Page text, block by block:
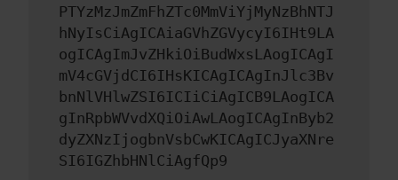
PTYzMzJmZmFhZTc0MmViYjMyNzBhNTJ
hNyIsCiAgICAiaGVhZGVycyI6IHt9LA
ogICAgImJvZHkiOiBudWxsLAogICAgI
mV4cGVjdCI6IHsKICAgICAgInJlc3Bv
bnNlVHlwZSI6ICIiCiAgICB9LAogICA
gInRpbWVvdXQiOiAwLAogICAgInByb2
dyZXNzIjogbnVsbCwKICAgICJyaXNre
SI6IGZhbHNlCiAgfQp9